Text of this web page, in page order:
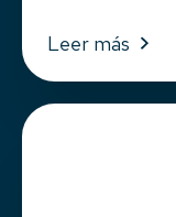
Leer más